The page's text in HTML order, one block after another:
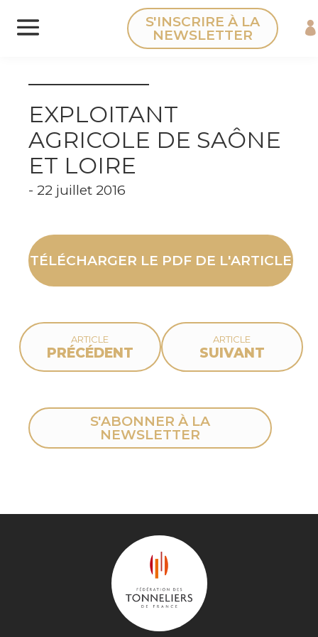
Panneau de gestion des cookies
S'INSCRIRE À LA
NEWSLETTER
EXPLOITANT
AGRICOLE DE SAÔNE
ET LOIRE
- 22 juillet 2016
TÉLÉCHARGER LE PDF DE L'ARTICLE
ARTICLE
PRÉCÉDENT
ARTICLE
SUIVANT
S'ABONNER À LA
NEWSLETTER